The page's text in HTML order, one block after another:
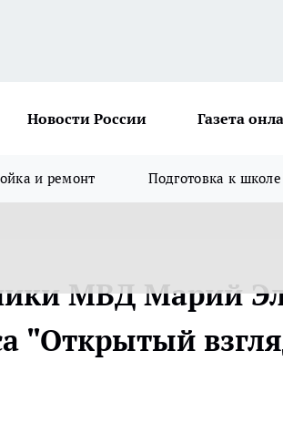
Новости России Газета
и ремонт Подготовка к школе
МВД Марий
"Открытый